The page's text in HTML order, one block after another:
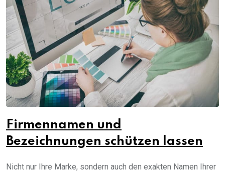
Firmennamen und
Bezeichnungen schützen lassen
Nicht nur Ihre Marke, sondern auch den exakten Namen Ihrer